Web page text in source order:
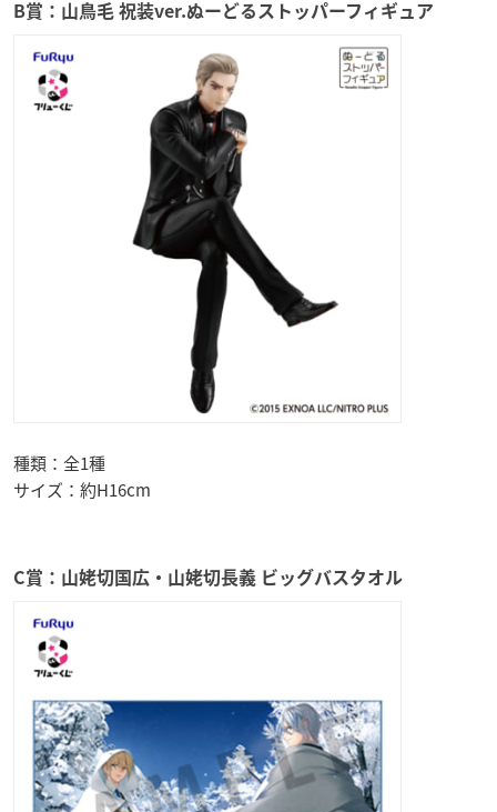
B賞：山鳥毛 祝装ver.ぬーどるストッパーフィギュア
種類：全1種
サイズ：約H16cm
C賞：山姥切国広・山姥切長義 ビッグバスタオル